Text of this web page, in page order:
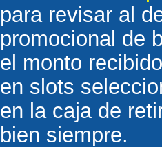
para revisar al
promocional de
el monto
en slots
en la caja de
bien siempre.